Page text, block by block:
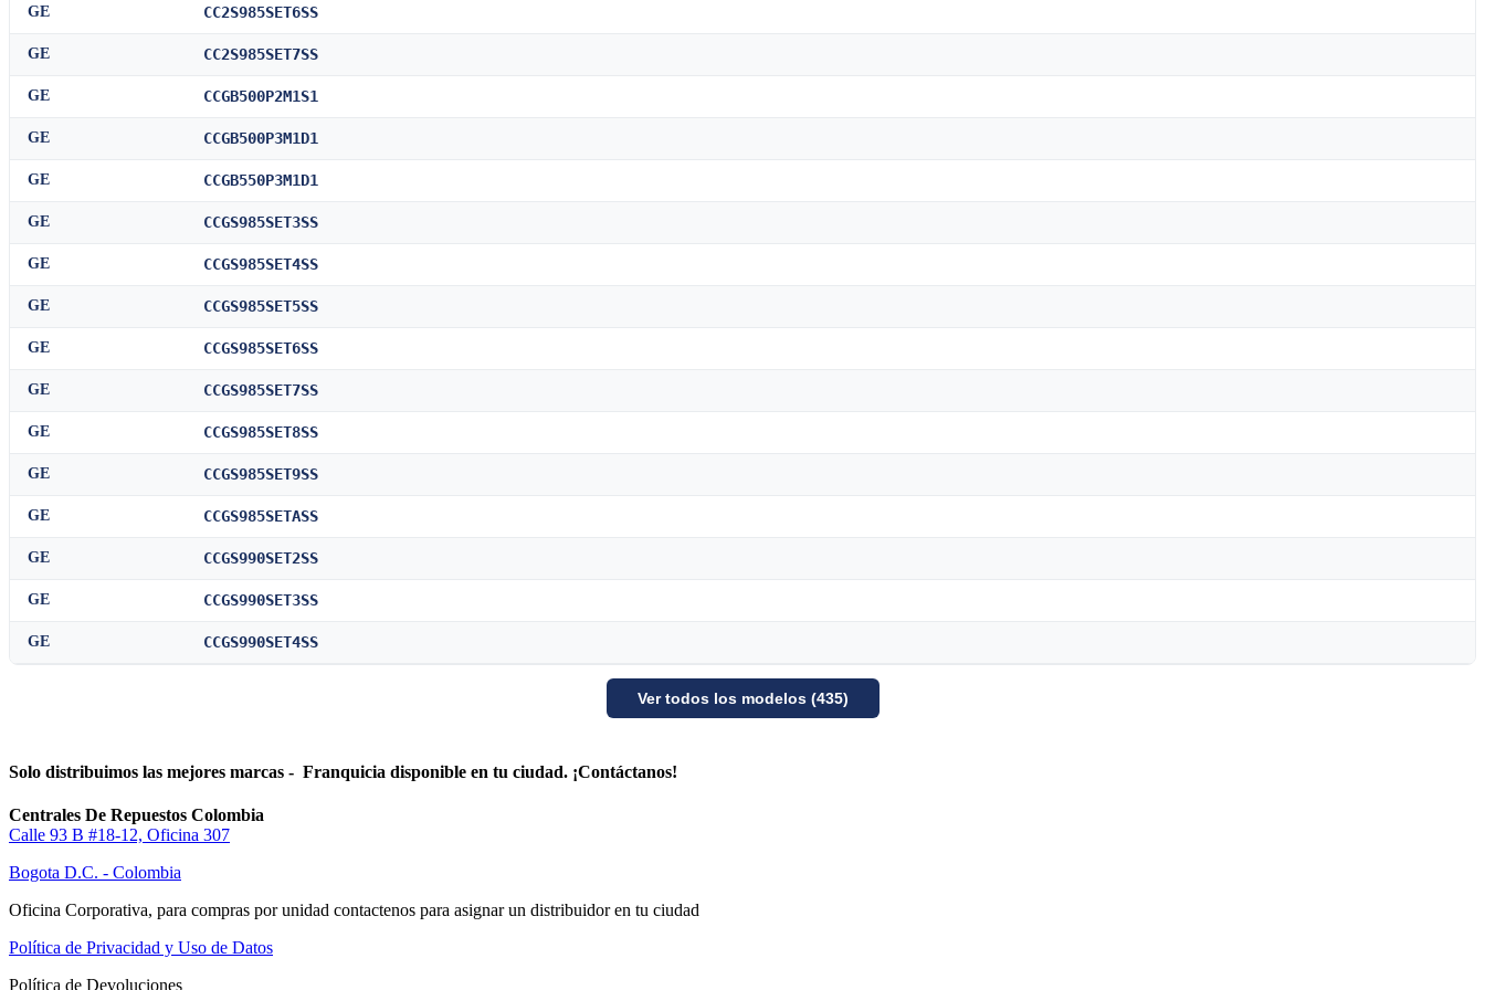
GE CC2S985SET6SS
GE CC2S985SET7SS
GE CCGB500P2M1S1
GE CCGB500P3M1D1
GE CCGB550P3M1D1
GE CCGS985SET3SS
GE CCGS985SET4SS
GE CCGS985SET5SS
GE CCGS985SET6SS
GE CCGS985SET7SS
GE CCGS985SET8SS
GE CCGS985SET9SS
GE CCGS985SETASS
GE CCGS990SET2SS
GE CCGS990SET3SS
GE CCGS990SET4SS
Ver todos los modelos (435)
Solo distribuimos las mejores marcas - Franquicia disponible en tu ciudad. ¡Contáctanos!
Centrales De Repuestos Colombia
Calle 93 B #18-12, Oficina 307
Bogota D.C. - Colombia
Oficina Corporativa, para compras por unidad contactenos para asignar un distribuidor en tu ciudad
Política de Privacidad y Uso de Datos
Política de Devoluciones